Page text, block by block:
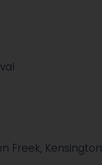
Freek, Kensington